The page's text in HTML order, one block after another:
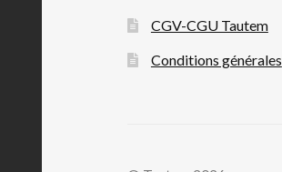
CGV-CGU Tautem
Conditions générales